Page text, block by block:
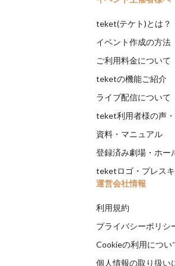
teket(テケト)とは？
イベント作成の方法
ご利用料金について
teketの機能ご紹介
ライブ配信について
teket利用者様の声
資料・マニュアル
登録済み劇場・ホー
teketロゴ・プレスキ
運営会社情報
利用規約
プライバシーポリシ
Cookieの利用につい
個人情報の取り扱い